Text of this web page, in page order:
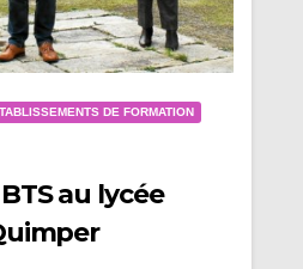
DE FORMATION
au lycée